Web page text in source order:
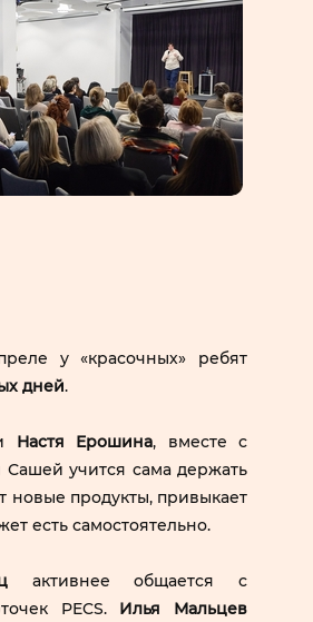
у «красочных» ребят
дней.
Настя Ерошина, вместе с
Сашей учится сама держать
новые продукты, привыкает
есть самостоятельно.
активнее общается с
PECS. Илья Мальцев